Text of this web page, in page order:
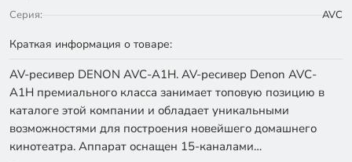
Серия:
AVC
Краткая информация о товаре:
AV-ресивер DENON AVC-A1H. AV-ресивер Denon AVC-
A1H премиального класса занимает топовую позицию в
каталоге этой компании и обладает уникальными
возможностями для построения новейшего домашнего
кинотеатра. Аппарат оснащен 15-каналами…